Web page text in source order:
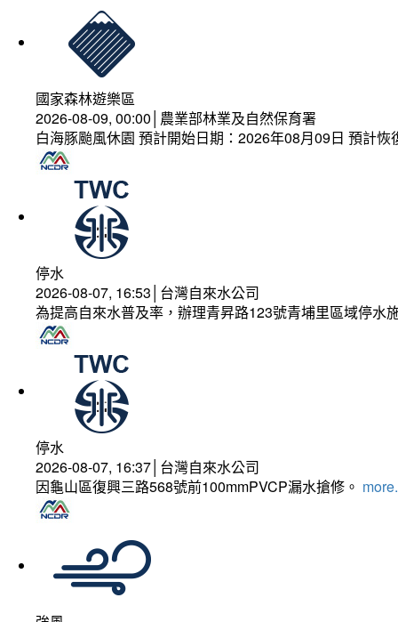
國家森林遊樂區
2026-08-09, 00:00│農業部林業及自然保育署
白海豚颱風休園 預計開始日期：2026年08月09日 預計
停水
2026-08-07, 16:53│台灣自來水公司
為提高自來水普及率，辦理青昇路123號青埔里區域停水
停水
2026-08-07, 16:37│台灣自來水公司
因龜山區復興三路568號前100mmPVCP漏水搶修。